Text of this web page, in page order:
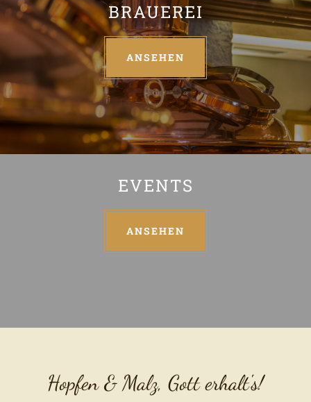
BRAUEREI
ANSEHEN
EVENTS
ANSEHEN
Hopfen & Malz, Gott erhalt's!